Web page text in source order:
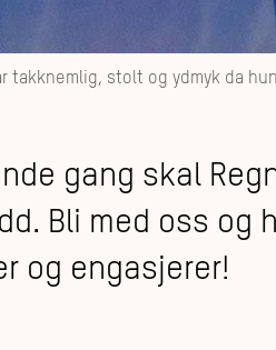
takknemlig, stolt og ydmyk da
gang skal
Bli med oss og
og engasjerer!